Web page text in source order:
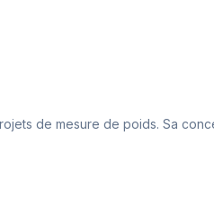
de mesure de poids. Sa